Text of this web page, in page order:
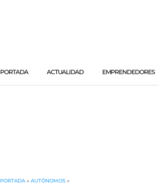
PORTADA ACTUALIDAD EMPRENDEDORES
PORTADA»AUTÓNOMOS »